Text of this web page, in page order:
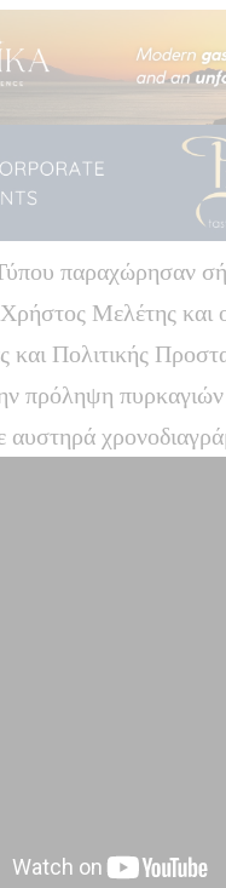
παραχώρησαν
Μελέτης και
και Πολιτικής
πρόληψη
αυστηρά